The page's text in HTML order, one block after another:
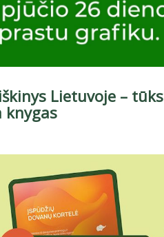
Lietuvoje –
knygas